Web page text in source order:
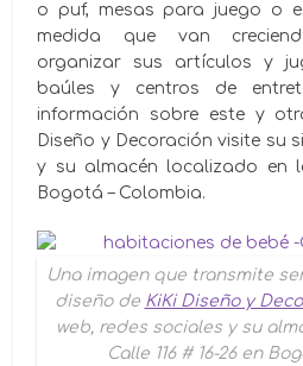
o puf, mesas para juego o
medida que van
organizar sus artículos y
baúles y centros de
información sobre este y
Diseño y Decoración visite su
y su almacén localizado en
Bogotá – Colombia.
Una imagen que transmite
diseño de KiKi Diseño y
web, redes sociales y su
Calle 116 # 16-26 en